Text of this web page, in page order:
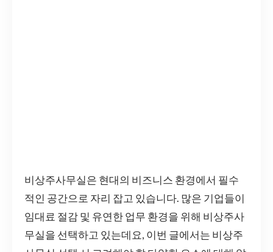
비상주사무실은 현대의 비즈니스 환경에서 필수
적인 공간으로 자리 잡고 있습니다. 많은 기업들이
임대료 절감 및 유연한 업무 환경을 위해 비상주사
무실을 선택하고 있는데요, 이번 글에서는 비상주